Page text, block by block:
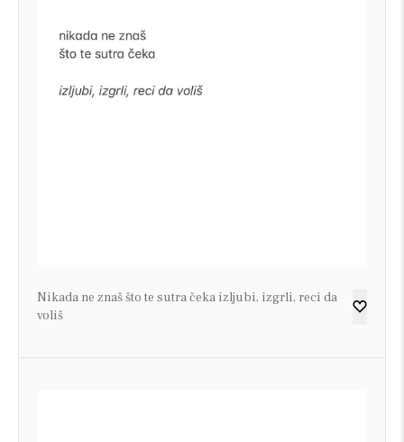
Nikada ne znaš što te sutra čeka izljubi, izgrli, reci da
voliš